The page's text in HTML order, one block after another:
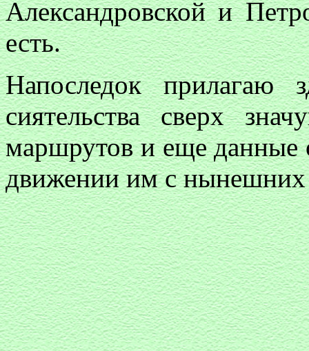
Александровской и
есть.
Напоследок прилагаю
сиятельства сверх
маршрутов и еще данные
движении им с нынешних